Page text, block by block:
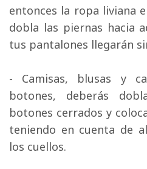
entonces la ropa liviana
dobla las piernas hacia
tus pantalones llegarán
- Camisas, blusas y
botones, deberás
botones cerrados y
teniendo en cuenta de
los cuellos.